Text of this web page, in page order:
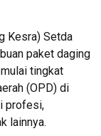
Kesra) Setda
paket daging
tingkat
(OPD) di
profesi,
lainnya.